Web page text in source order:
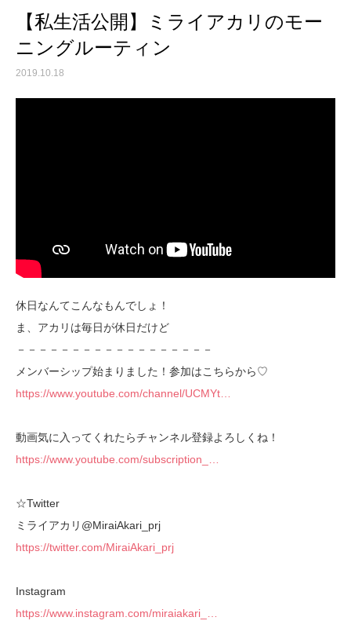
【私生活公開】ミライアカリのモー
ニングルーティン
2019.10.18
休日なんてこんなもんでしょ！
ま、アカリは毎日が休日だけど
－－－－－－－－－－－－－－－－－－
メンバーシップ始まりました！参加はこちらから♡
https://www.youtube.com/channel/UCMYt…
動画気に入ってくれたらチャンネル登録よろしくね！
https://www.youtube.com/subscription_…
☆Twitter
ミライアカリ@MiraiAkari_prj
https://twitter.com/MiraiAkari_prj
Instagram
https://www.instagram.com/miraiakari_…